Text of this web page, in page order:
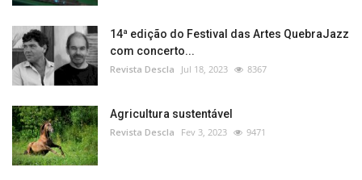
14ª edição do Festival das Artes QuebraJazz
com concerto...
Revista Descla Jul 18, 2023 8367
Agricultura sustentável
Revista Descla Fev 3, 2023 9471